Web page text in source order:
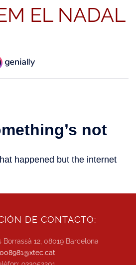
EL NADAL
DE CONTACTO:
12, 08019 Barcelona